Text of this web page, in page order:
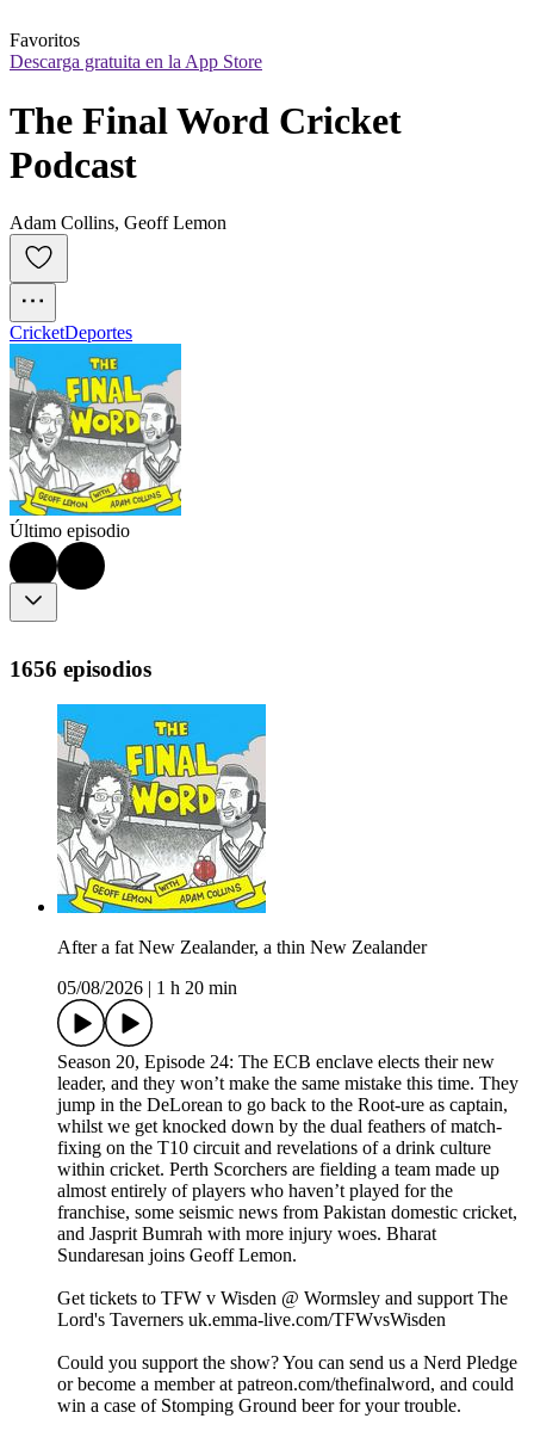
Favoritos
Descarga gratuita en la App Store
The Final Word Cricket
Podcast
Adam Collins, Geoff Lemon
CricketDeportes
Último episodio
1656 episodios
After a fat New Zealander, a thin New Zealander
05/08/2026
1 h 20 min
Season 20, Episode 24: The ECB enclave elects their new
leader, and they won’t make the same mistake this time. They
jump in the DeLorean to go back to the Root-ure as captain,
whilst we get knocked down by the dual feathers of match-
fixing on the T10 circuit and revelations of a drink culture
within cricket. Perth Scorchers are fielding a team made up
almost entirely of players who haven’t played for the
franchise, some seismic news from Pakistan domestic cricket,
and Jasprit Bumrah with more injury woes. Bharat
Sundaresan joins Geoff Lemon.
Get tickets to TFW v Wisden @ Wormsley and support The
Lord's Taverners ⁠⁠⁠⁠⁠⁠uk.emma-live.com/TFWvsWisden⁠⁠⁠⁠⁠⁠
Could you support the show? You can send us a Nerd Pledge
or become a member at ⁠⁠⁠⁠⁠⁠⁠⁠⁠⁠⁠⁠⁠⁠⁠⁠⁠⁠⁠⁠⁠⁠⁠⁠⁠⁠⁠⁠⁠⁠⁠⁠⁠⁠⁠⁠⁠⁠⁠⁠⁠⁠⁠⁠⁠⁠⁠⁠⁠⁠⁠⁠⁠⁠⁠⁠⁠⁠⁠⁠⁠⁠⁠⁠⁠⁠⁠⁠⁠⁠⁠⁠⁠⁠⁠⁠⁠⁠⁠⁠⁠⁠⁠⁠⁠⁠⁠⁠⁠⁠⁠⁠⁠⁠⁠⁠⁠⁠⁠⁠⁠⁠⁠⁠⁠⁠⁠⁠⁠⁠⁠⁠⁠⁠⁠⁠⁠⁠⁠⁠⁠⁠patreon.com/thefinalword⁠⁠⁠⁠⁠⁠⁠⁠⁠⁠⁠⁠⁠⁠⁠⁠⁠⁠⁠⁠⁠⁠⁠⁠⁠⁠⁠⁠⁠⁠⁠⁠⁠⁠⁠⁠⁠⁠⁠⁠⁠⁠⁠⁠⁠⁠⁠⁠⁠⁠⁠⁠⁠⁠⁠⁠⁠⁠⁠⁠⁠⁠⁠⁠⁠⁠⁠⁠⁠⁠⁠⁠⁠⁠⁠⁠⁠⁠⁠⁠⁠⁠⁠⁠⁠⁠⁠⁠⁠⁠⁠⁠⁠⁠⁠⁠⁠⁠⁠⁠⁠⁠⁠⁠⁠⁠⁠⁠⁠⁠⁠⁠⁠⁠⁠⁠⁠⁠⁠⁠, and could
win a case of Stomping Ground beer for your trouble.